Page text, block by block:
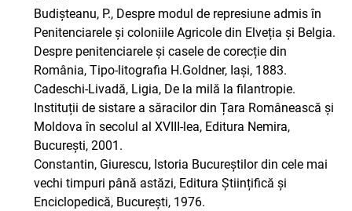
Budișteanu, P., Despre modul de represiune admis în
Penitenciarele și coloniile Agricole din Elveția și Belgia.
Despre penitenciarele și casele de corecție din
România, Tipo-litografia H.Goldner, Iași, 1883.
Cadeschi-Livadă, Ligia, De la milă la filantropie.
Instituții de sistare a săracilor din Țara Românească și
Moldova în secolul al XVIII-lea, Editura Nemira,
București, 2001.
Constantin, Giurescu, Istoria Bucureștilor din cele mai
vechi timpuri până astăzi, Editura Științifică și
Enciclopedică, București, 1976.